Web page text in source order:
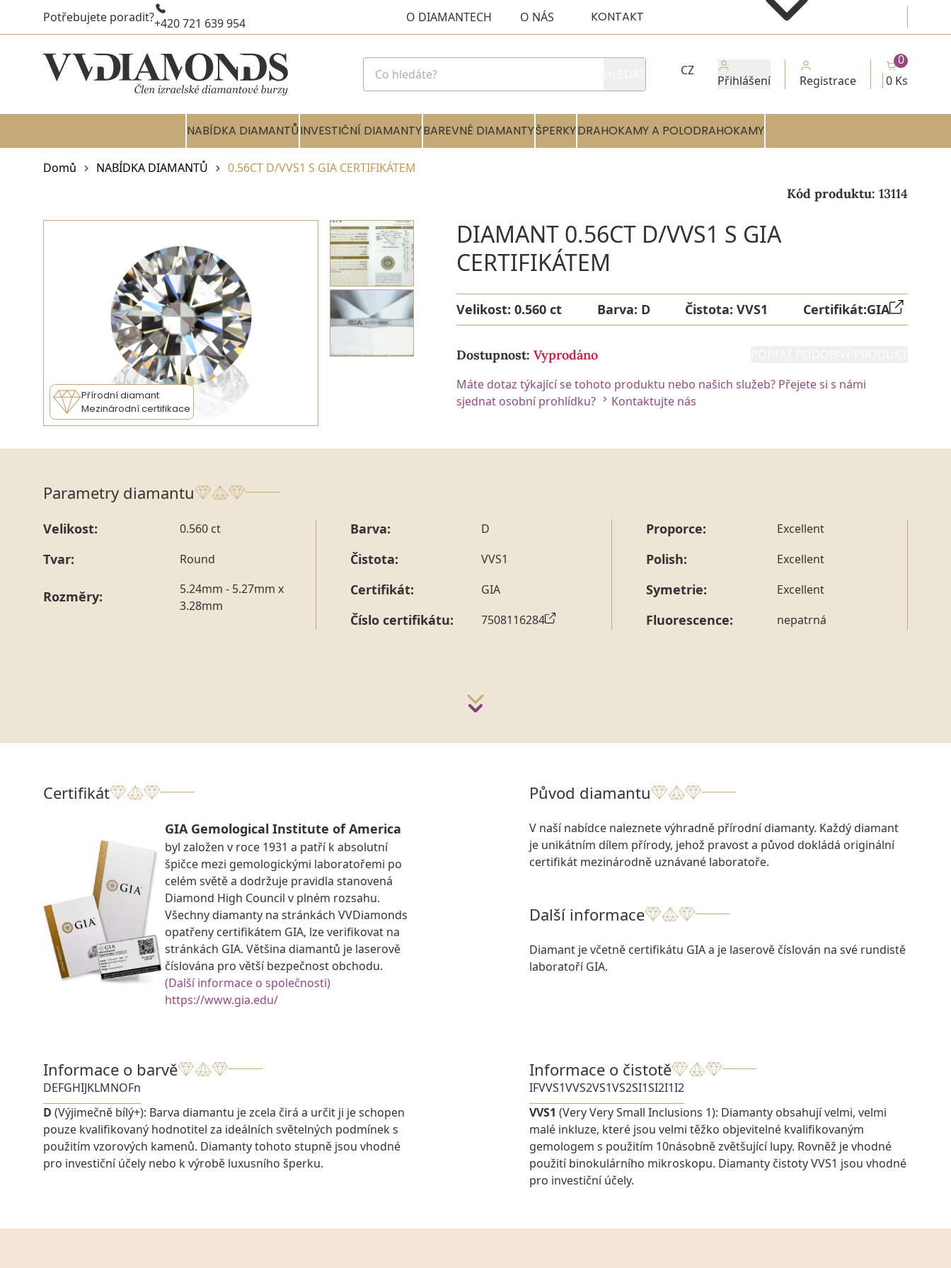
Potřebujete poradit?+420 721 639 954 O DIAMANTECH O NÁS KONTAKT
CZ
Přihlášení Registrace 0 Ks
0
NABÍDKA DIAMANTŮINVESTIČNÍ DIAMANTYBAREVNÉ DIAMANTYŠPERKYDRAHOKAMY A POLODRAHOKAMY
Domů NABÍDKA DIAMANTŮ 0.56CT D/VVS1 S GIA CERTIFIKÁTEM
Kód produktu: 13114
Přírodní diamant
Mezinárodní certifikace
DIAMANT 0.56CT D/VVS1 S GIA
CERTIFIKÁTEM
Velikost: 0.560 ct Barva: D Čistota:VVS1 Certifikát:GIA
Dostupnost: Vyprodáno
Máte dotaz týkající se tohoto produktu nebo našich služeb? Přejete si s námi
sjednat osobní prohlídku?
Kontaktujte nás
Parametry diamantu
Velikost: 0.560 ct
Tvar: Round
Rozměry:
5.24mm - 5.27mm x
3.28mm
Barva: D
Čistota: VVS1
Certifikát: GIA
Číslo certifikátu: 7508116284
Proporce: Excellent
Polish: Excellent
Symetrie: Excellent
Fluorescence: nepatrná
Certifikát
GIA Gemological Institute of America
byl založen v roce 1931 a patří k absolutní
špičce mezi gemologickými laboratořemi po
celém světě a dodržuje pravidla stanovená
Diamond High Council v plném rozsahu.
Všechny diamanty na stránkách VVDiamonds
opatřeny certifikátem GIA, lze verifikovat na
stránkách GIA. Většina diamantů je laserově
číslována pro větší bezpečnost obchodu.
(Další informace o společnosti)
https://www.gia.edu/
Původ diamantu
V naší nabídce naleznete výhradně přírodní diamanty. Každý diamant
je unikátním dílem přírody, jehož pravost a původ dokládá originální
certifikát mezinárodně uznávané laboratoře.
Další informace
Diamant je včetně certifikátu GIA a je laserově číslován na své rundistě
laboratoří GIA.
Informace o barvě
DEFGHIJKLMNOFn
D (Výjimečně bílý+): Barva diamantu je zcela čirá a určit ji je schopen
pouze kvalifikovaný hodnotitel za ideálních světelných podmínek s
použitím vzorových kamenů. Diamanty tohoto stupně jsou vhodné
pro investiční účely nebo k výrobě luxusního šperku.
Informace o čistotě
IFVVS1VVS2VS1VS2SI1SI2I1I2
VVS1 (Very Very Small Inclusions 1): Diamanty obsahují velmi, velmi
malé inkluze, které jsou velmi těžko objevitelné kvalifikovaným
gemologem s použitím 10násobně zvětšující lupy. Rovněž je vhodné
použití binokulárního mikroskopu. Diamanty čistoty VVS1 jsou vhodné
pro investiční účely.